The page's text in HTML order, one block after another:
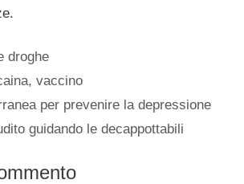
droghe
,vaccino
per prevenire la depressione
guidando le decappottabili